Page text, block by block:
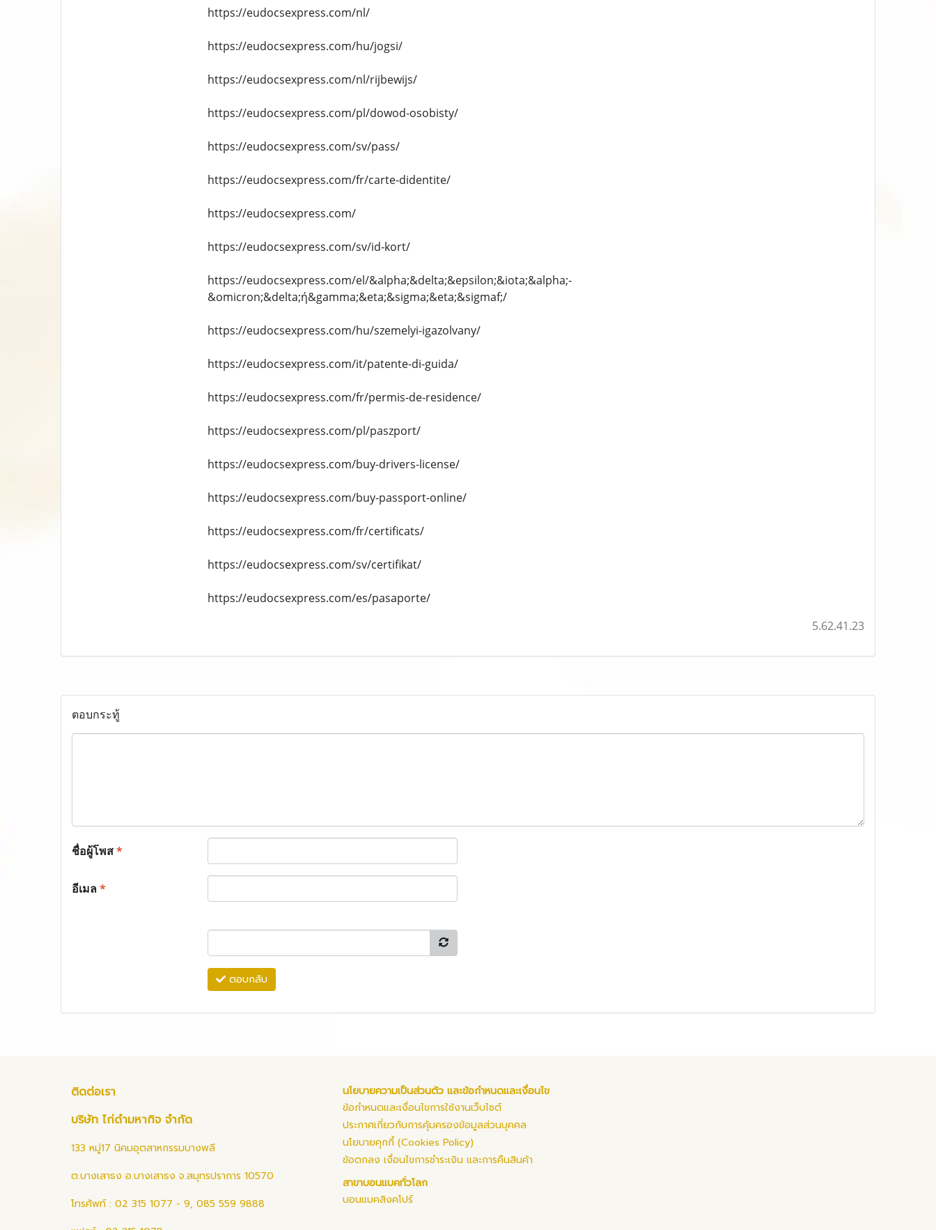
https://eudocsexpress.com/nl/
https://eudocsexpress.com/hu/jogsi/
https://eudocsexpress.com/nl/rijbewijs/
https://eudocsexpress.com/pl/dowod-osobisty/
https://eudocsexpress.com/sv/pass/
https://eudocsexpress.com/fr/carte-didentite/
https://eudocsexpress.com/
https://eudocsexpress.com/sv/id-kort/
https://eudocsexpress.com/el/&alpha;&delta;&epsilon;&iota;&alpha;-
&omicron;&delta;ή&gamma;&eta;&sigma;&eta;&sigmaf;/
https://eudocsexpress.com/hu/szemelyi-igazolvany/
https://eudocsexpress.com/it/patente-di-guida/
https://eudocsexpress.com/fr/permis-de-residence/
https://eudocsexpress.com/pl/paszport/
https://eudocsexpress.com/buy-drivers-license/
https://eudocsexpress.com/buy-passport-online/
https://eudocsexpress.com/fr/certificats/
https://eudocsexpress.com/sv/certifikat/
https://eudocsexpress.com/es/pasaporte/
5.62.41.23
ตอบกระทู้
ชื่อผู้โพส*
อีเมล*
ตอบกลับ
ติดต่อเรา
บริษัท ไก่ดำมหากิจ จำกัด
133 หมู่17 นิคมอุตสาหกรรมบางพลี
ต.บางเสาธง อ.บางเสาธง จ.สมุทรปราการ 10570
โทรศัพท์ : 02 315 1077 - 9, 085 559 9888
นโยบายความเป็นส่วนตัว และข้อกำหนดและเงื่อนไข
ข้อกำหนดและเงื่อนไขการใช้งานเว็บไซต์
ประกาศเกี่ยวกับการคุ้มครองข้อมูลส่วนบุคคล
นโยบายคุกกี้ (Cookies Policy)
ข้อตกลง เงื่อนไขการชำระเงิน และการคืนสินค้า
สาขาบอนแบคทั่วโลก
บอนแบคสิงคโปร์